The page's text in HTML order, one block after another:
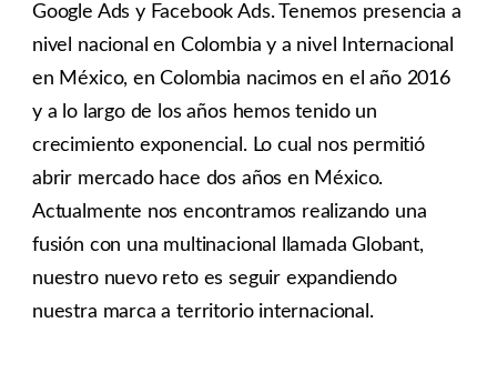
Google Ads y Facebook Ads. Tenemos presencia a
nivel nacional en Colombia y a nivel Internacional
en México, en Colombia nacimos en el año 2016
y a lo largo de los años hemos tenido un
crecimiento exponencial. Lo cual nos permitió
abrir mercado hace dos años en México.
Actualmente nos encontramos realizando una
fusión con una multinacional llamada Globant,
nuestro nuevo reto es seguir expandiendo
nuestra marca a territorio internacional.